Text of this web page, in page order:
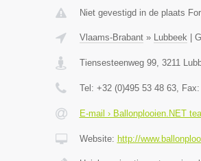
Niet gevestigd in de plaats
Vlaams-Brabant» Lubbeek|
Tiensesteenweg 99, 3211
Tel: +32 (0)495 53 48 63, Fax:
E-mail › Ballonplooien.NET
Website: http://